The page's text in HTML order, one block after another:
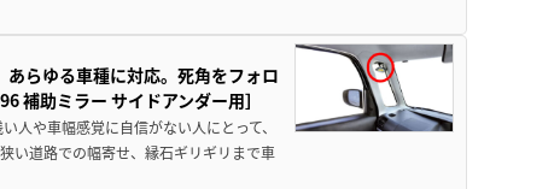
あらゆる車種に対応。死角をフォロ
補助ミラー サイドアンダー用］
人や車幅感覚に自信がない人にとって、
い道路での幅寄せ、縁石ギリギリまで車